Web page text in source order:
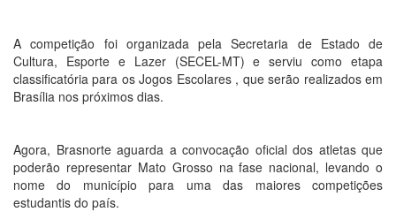
A competição foi organizada pela Secretaria de Estado de
Cultura, Esporte e Lazer (SECEL-MT) e serviu como etapa
classificatória para os Jogos Escolares , que serão realizados em
Brasília nos próximos dias.
Agora, Brasnorte aguarda a convocação oficial dos atletas que
poderão representar Mato Grosso na fase nacional, levando o
nome do município para uma das maiores competições
estudantis do país.